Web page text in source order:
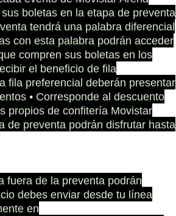
boletas en la etapa de preventa
tendrá una palabra diferencial
con esta palabra podrán acceder
compren sus boletas en los
el beneficio de fila
fila preferencial deberán presentar
• Corresponde al descuento
propios de confitería Movistar
de preventa podrán disfrutar hasta
fuera de la preventa podrán
debes enviar desde tu línea
en